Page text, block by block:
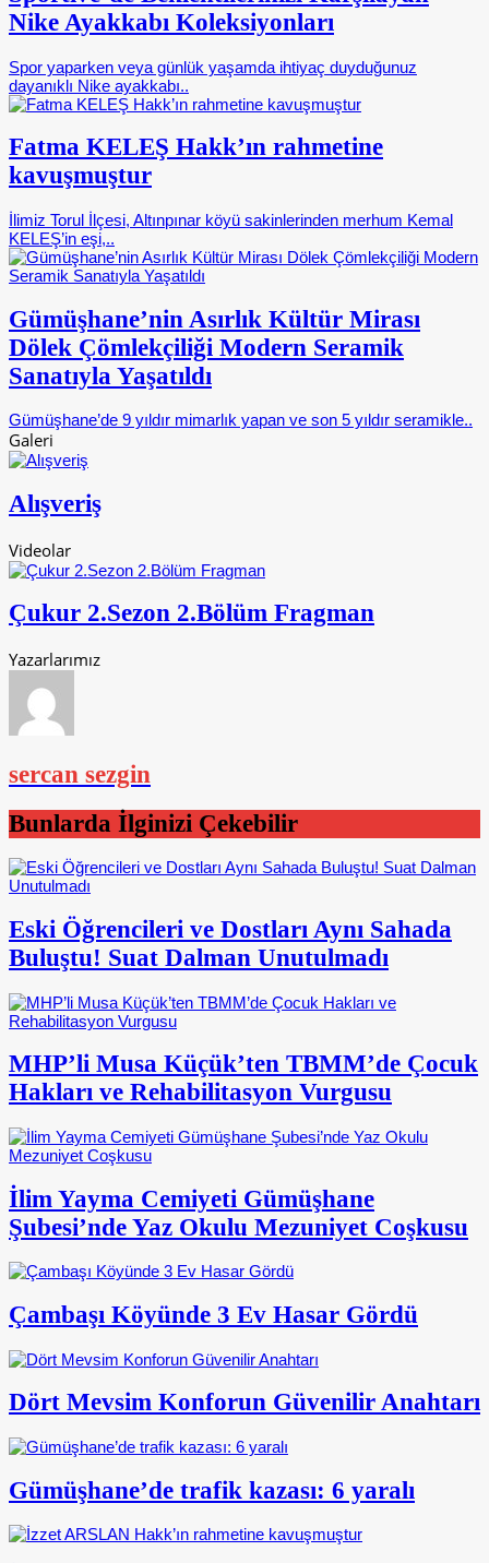
Nike Ayakkabı Koleksiyonları
Spor yaparken veya günlük yaşamda ihtiyaç duyduğunuz
dayanıklı Nike ayakkabı..
Fatma KELEŞ Hakk’ın rahmetine
kavuşmuştur
İlimiz Torul İlçesi, Altınpınar köyü sakinlerinden merhum Kemal
KELEŞ’in eşi,..
Gümüşhane’nin Asırlık Kültür Mirası
Dölek Çömlekçiliği Modern Seramik
Sanatıyla Yaşatıldı
Gümüşhane’de 9 yıldır mimarlık yapan ve son 5 yıldır seramikle..
Galeri
Alışveriş
Videolar
Çukur 2.Sezon 2.Bölüm Fragman
Yazarlarımız
sercan sezgin
Bunlarda İlginizi Çekebilir
Eski Öğrencileri ve Dostları Aynı Sahada
Buluştu! Suat Dalman Unutulmadı
MHP’li Musa Küçük’ten TBMM’de Çocuk
Hakları ve Rehabilitasyon Vurgusu
İlim Yayma Cemiyeti Gümüşhane
Şubesi’nde Yaz Okulu Mezuniyet Coşkusu
Çambaşı Köyünde 3 Ev Hasar Gördü
Dört Mevsim Konforun Güvenilir Anahtarı
Gümüşhane’de trafik kazası: 6 yaralı